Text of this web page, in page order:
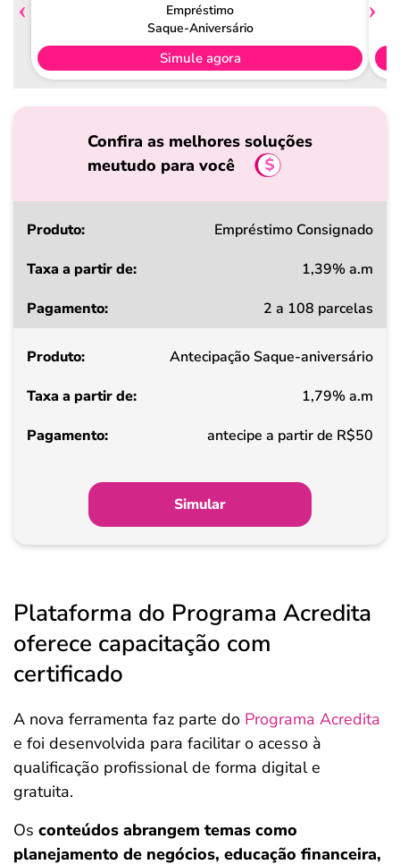
Empréstimo
Saque-Aniversário
Simule agora
Confira as melhores soluções
meutudo para você
Produto
a
de
Pagamento
Empréstimo Consignado
1,39% a.m
2 a 108 parcelas
Antecipação Saque-aniversário
1,79% a.m
antecipe a partir de R$50
Simular
Plataforma do Programa Acredita
oferece capacitação com
certificado
A nova ferramenta faz parte do Programa Acredita
e foi desenvolvida para facilitar o acesso à
qualificação profissional de forma digital e
gratuita.
Os conteúdos abrangem temas como
planejamento de negócios, educação financeira,